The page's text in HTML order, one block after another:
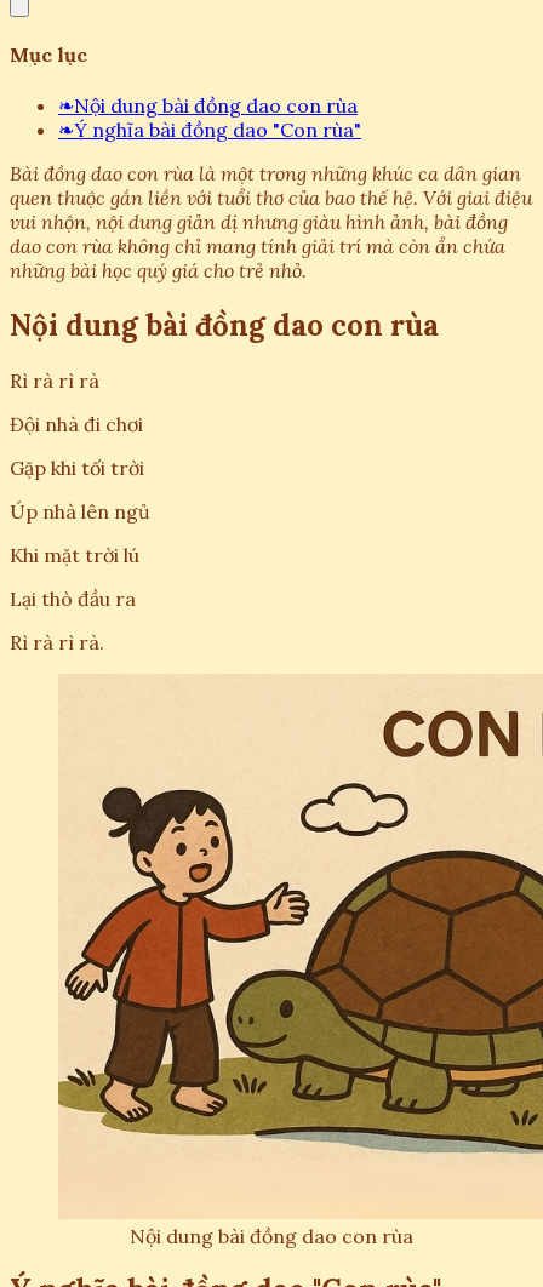
Mục lục
❧Nội dung bài đồng dao con rùa
❧Ý nghĩa bài đồng dao "Con rùa"
Bài đồng dao con rùa là một trong những khúc ca dân gian
quen thuộc gắn liền với tuổi thơ của bao thế hệ. Với giai điệu
vui nhộn, nội dung giản dị nhưng giàu hình ảnh, bài đồng
dao con rùa không chỉ mang tính giải trí mà còn ẩn chứa
những bài học quý giá cho trẻ nhỏ.
Nội dung bài đồng dao con rùa
Rì rà rì rà
Đội nhà đi chơi
Gặp khi tối trời
Úp nhà lên ngủ
Khi mặt trời lú
Lại thò đầu ra
Rì rà rì rà.
Nội dung bài đồng dao con rùa